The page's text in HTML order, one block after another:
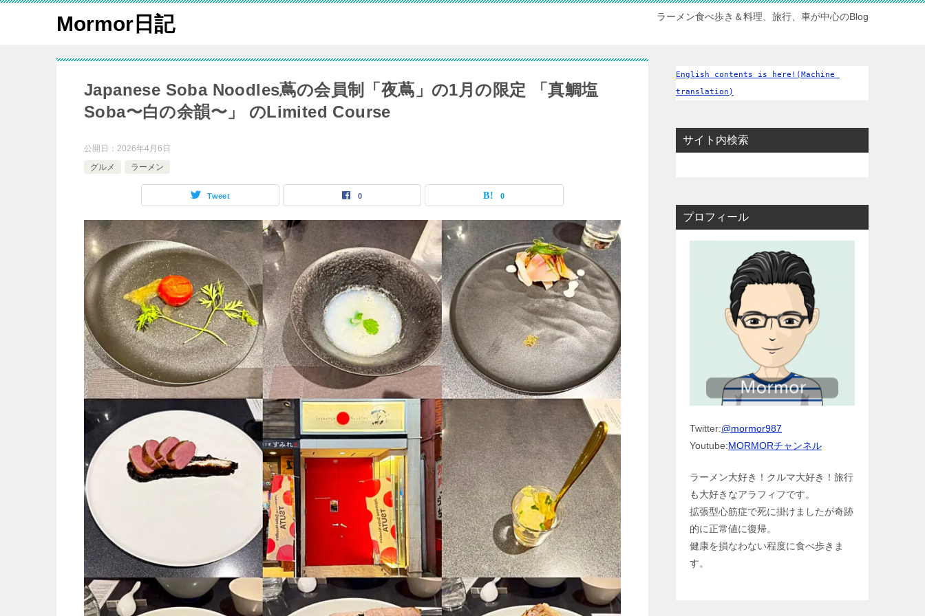
Mormor日記 ラーメン食べ歩き＆料理、旅行、車が中心のBlog
Japanese Soba Noodles蔦の会員制「夜蔦」の1月の限定 「真鯛塩
Soba〜白の余韻〜」 のLimited Course
公開日： 2026年4月6日
グルメ
ラーメン
Tweet 0 0
English contents is here!(Machine
translation)
サイト内検索
プロフィール
Twitter:@mormor987
Youtube:MORMORチャンネル
ラーメン大好き！クルマ大好き！旅行
も大好きなアラフィフです。
拡張型心筋症で死に掛けましたが奇跡
的に正常値に復帰。
健康を損なわない程度に食べ歩きま
す。